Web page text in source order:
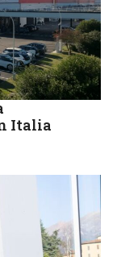
Italia